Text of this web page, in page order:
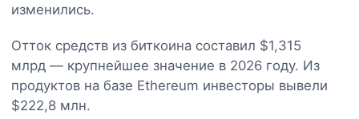
изменились.
Отток средств из биткоина составил $1,315
млрд — крупнейшее значение в 2026 году. Из
продуктов на базе Ethereum инвесторы вывели
$222,8 млн.